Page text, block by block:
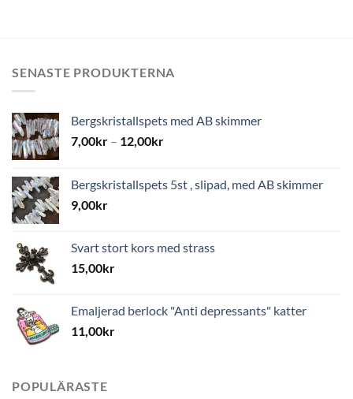
SENASTE PRODUKTERNA
Bergskristallspets med AB skimmer
7,00kr – 12,00kr
Bergskristallspets 5st , slipad, med AB skimmer
9,00kr
Svart stort kors med strass
15,00kr
Emaljerad berlock "Anti depressants" katter
11,00kr
POPULÄRASTE